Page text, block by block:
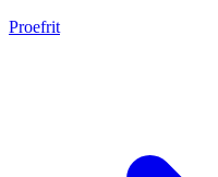
Proefrit